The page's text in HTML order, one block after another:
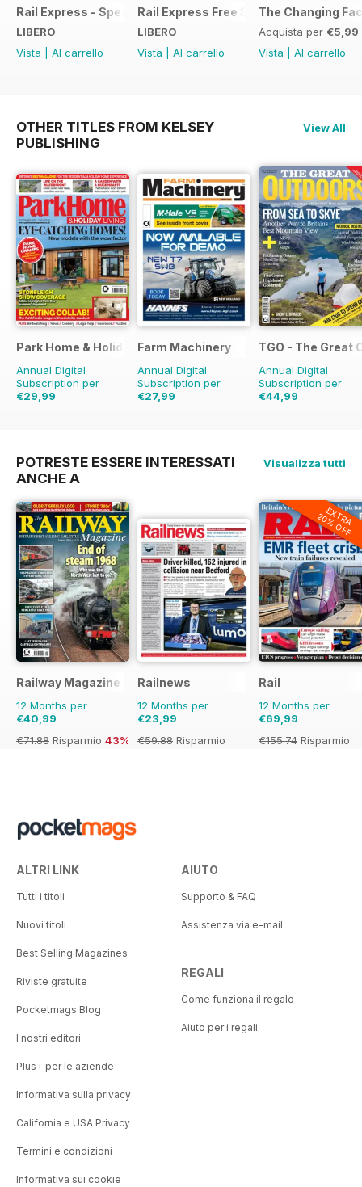
Rail Express - Special Edition - Free
LIBERO
Vista
Al carrello
Rail Express Free Sample Issue
LIBERO
Vista
Al carrello
The Changing
Acquista per €5,99
Vista
Al carrello
OTHER TITLES FROM KELSEY
PUBLISHING
View All
Park Home & Holiday Living
Annual Digital
Subscription per
€29,99
Farm Machinery
Annual Digital
Subscription per
€27,99
TGO - The Great
Annual Digital
Subscription per
€44,99
POTRESTE ESSERE INTERESSATI
ANCHE A
Visualizza tutti
Railway Magazine
12 Months per
€40,99
€71.88 Risparmio 43%
Railnews
12 Months per
€23,99
€59.88 Risparmio
EXTRA
20% OFF
Rail
12 Months per
€69,99
€155.74 Risparmio
ALTRI LINK
Tutti i titoli
Nuovi titoli
Best Selling Magazines
Riviste gratuite
Pocketmags Blog
I nostri editori
Plus+ per le aziende
Informativa sulla privacy
California e USA Privacy
Termini e condizioni
Informativa sui cookie
AIUTO
Supporto & FAQ
Assistenza via e-mail
REGALI
Come funziona il regalo
Aiuto per i regali